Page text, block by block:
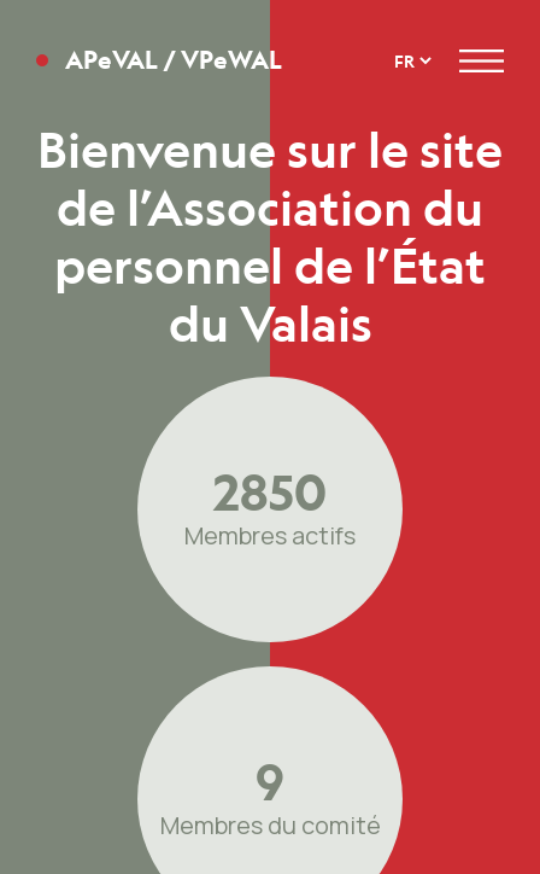
APeVAL / VPeWAL
Menu
Bienvenue sur le site
de l’Association du
personnel de l’État
du Valais
2850
Membres actifs
9
Membres du comité